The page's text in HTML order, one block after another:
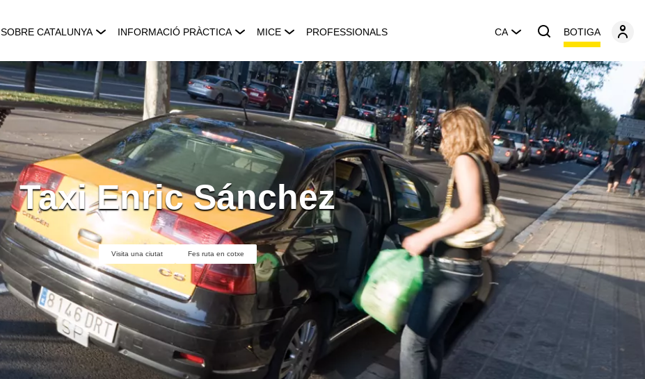
SOBRE CATALUNYA INFORMACIÓ PRÀCTICA MICE PROFESSIONALS CA BOTIGA
Taxi Enric Sánchez
Visita una ciutat Fes ruta en cotxe